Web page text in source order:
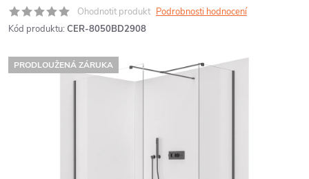
Ohodnotit produkt Podrobnosti hodnocení
Kód produktu: CER-8050BD2908
PRODLOUŽENÁ ZÁRUKA